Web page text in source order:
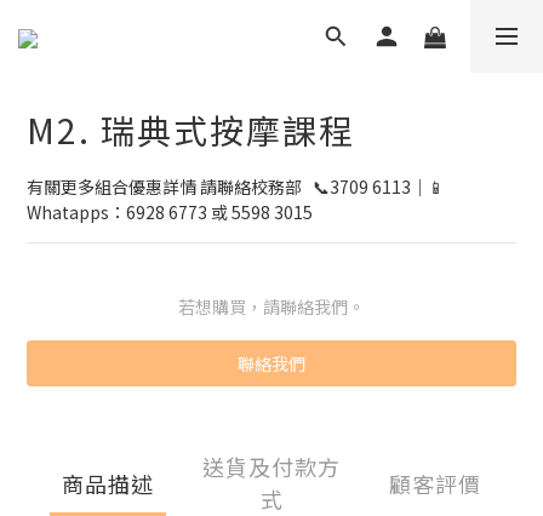
M2. 瑞典式按摩課程
有關更多組合優惠詳情 請聯絡校務部   📞3709 6113｜📱
Whatapps：6928 6773 或 5598 3015
若想購買，請聯絡我們。
聯絡我們
商品描述
送貨及付款方
式
顧客評價